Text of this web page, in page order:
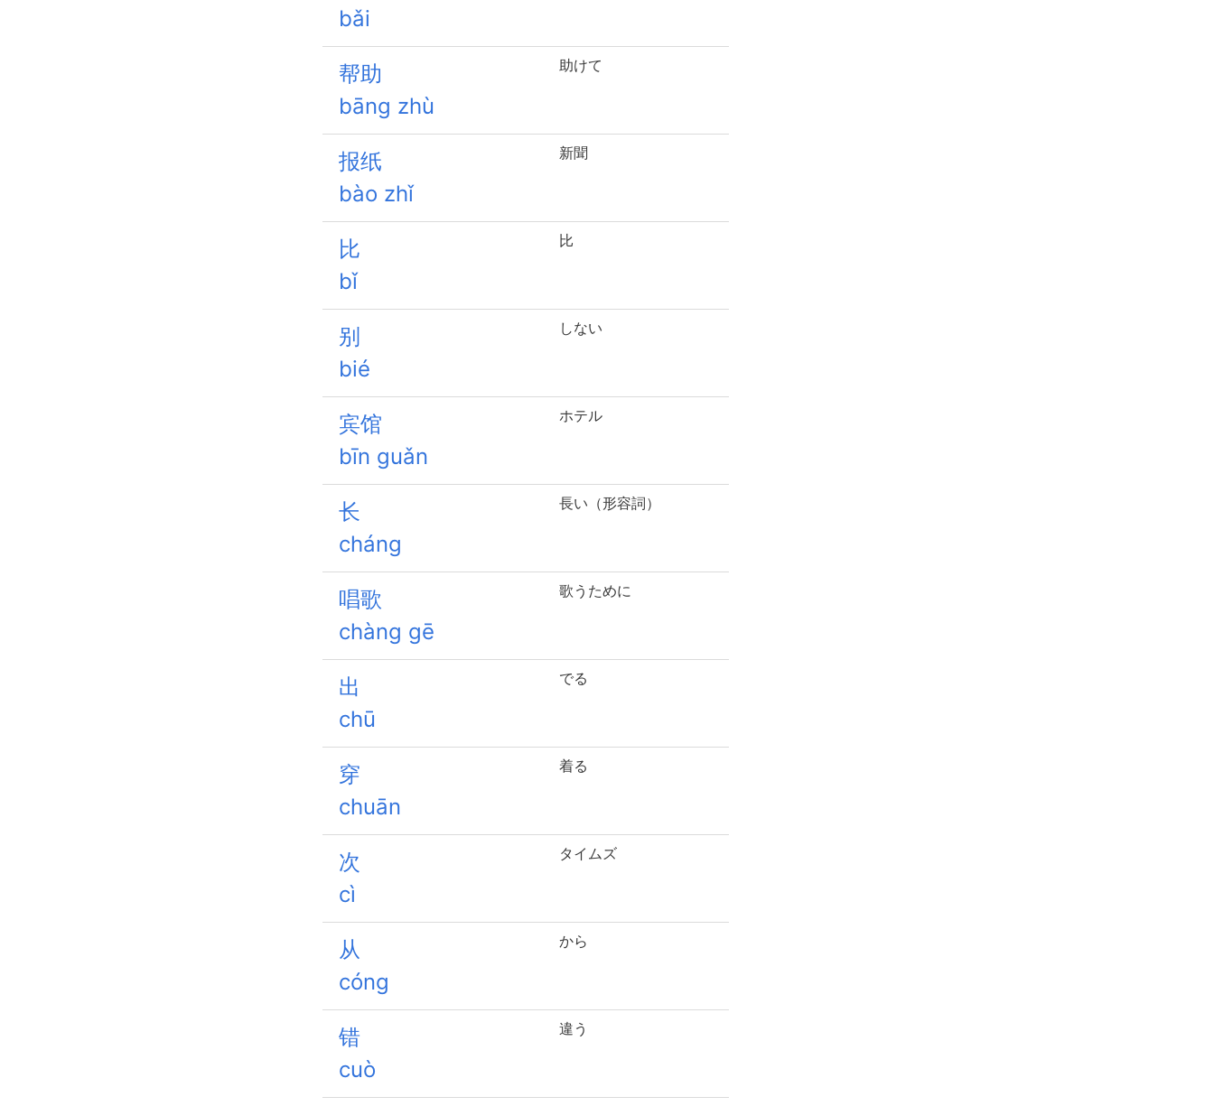
bǎi
帮助
bāng zhù
助けて
报纸
bào zhǐ
新聞
比
bǐ
比
别
bié
しない
宾馆
bīn guǎn
ホテル
长
cháng
長い（形容詞）
唱歌
chàng gē
歌うために
出
chū
でる
穿
chuān
着る
次
cì
タイムズ
从
cóng
から
错
cuò
違う